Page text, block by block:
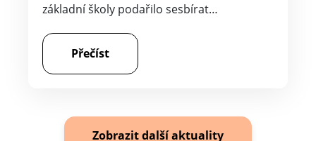
základní školy podařilo sesbírat…
Přečíst
Zobrazit další aktuality